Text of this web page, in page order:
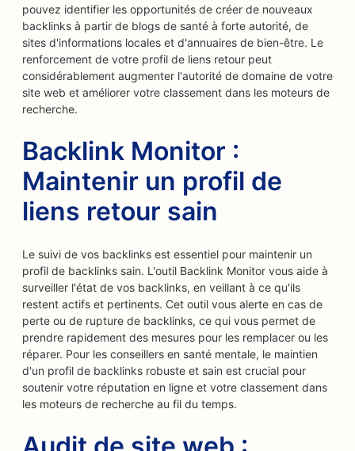
pouvez identifier les opportunités de créer de nouveaux
backlinks à partir de blogs de santé à forte autorité, de
sites d'informations locales et d'annuaires de bien-être. Le
renforcement de votre profil de liens retour peut
considérablement augmenter l'autorité de domaine de votre
site web et améliorer votre classement dans les moteurs de
recherche.
Backlink Monitor :
Maintenir un profil de
liens retour sain
Le suivi de vos backlinks est essentiel pour maintenir un
profil de backlinks sain. L'outil Backlink Monitor vous aide à
surveiller l'état de vos backlinks, en veillant à ce qu'ils
restent actifs et pertinents. Cet outil vous alerte en cas de
perte ou de rupture de backlinks, ce qui vous permet de
prendre rapidement des mesures pour les remplacer ou les
réparer. Pour les conseillers en santé mentale, le maintien
d'un profil de backlinks robuste et sain est crucial pour
soutenir votre réputation en ligne et votre classement dans
les moteurs de recherche au fil du temps.